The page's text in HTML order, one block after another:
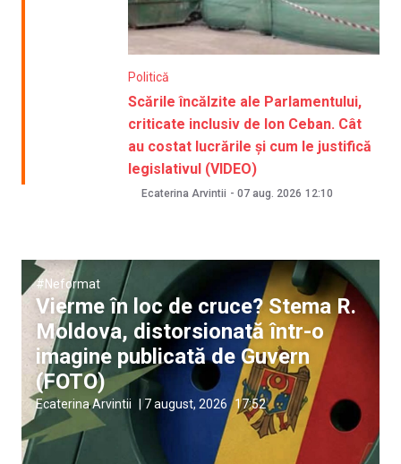
Politică
Scările încălzite ale Parlamentului,
criticate inclusiv de Ion Ceban. Cât
au costat lucrările și cum le justifică
legislativul (VIDEO)
Ecaterina Arvintii - 07 aug. 2026 12:10
#Neformat
Vierme în loc de cruce? Stema R.
Moldova, distorsionată într-o
imagine publicată de Guvern
(FOTO)
Ecaterina Arvintii 7 august, 2026 17:52